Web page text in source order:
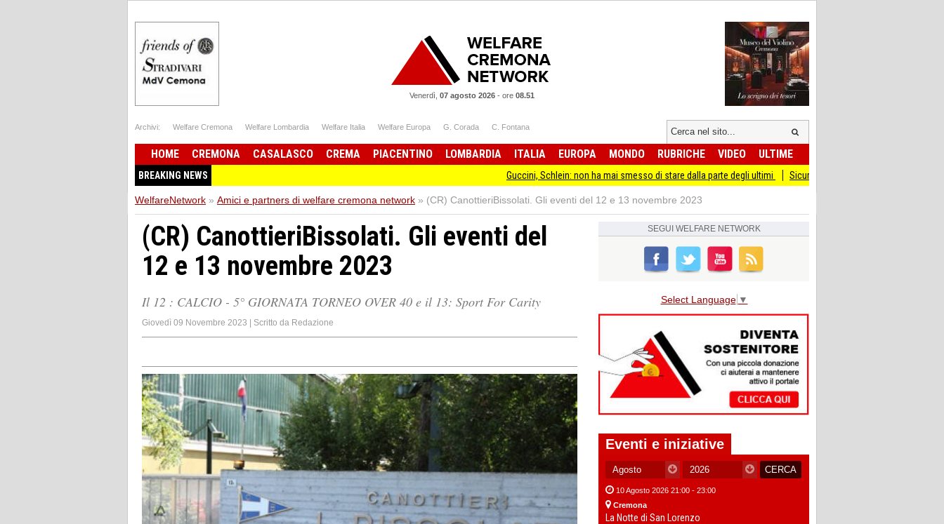
Venerdì, 07 agosto 2026 - ore 08.51
Archivi: Welfare Cremona Welfare Lombardia Welfare Italia Welfare Europa G. Corada C. Fontana
HOME CREMONA CASALASCO CREMA PIACENTINO LOMBARDIA ITALIA EUROPA MONDO RUBRICHE VIDEO ULTIME
BREAKING NEWS Guccini, Schlein: non ha mai smesso di stare dalla parte degli ultimi Sicurezza I Giovani Democratici ribattono ai
WelfareNetwork » Amici e partners di welfare cremona network » (CR) CanottieriBissolati. Gli eventi del 12 e 13 novembre 2023
(CR) CanottieriBissolati. Gli eventi del
12 e 13 novembre 2023
Il 12 : CALCIO - 5° GIORNATA TORNEO OVER 40 e il 13: Sport For Carity
Giovedì 09 Novembre 2023 | Scritto da Redazione
SEGUI WELFARE NETWORK
Select Language ▼
Eventi e iniziative
10 Agosto 2026 21:00 - 23:00
Cremona
La Notte di San Lorenzo